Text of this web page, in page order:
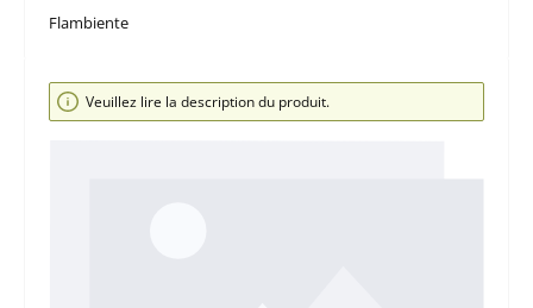
Flambiente
Ignorer la galerie d'images
Veuillez lire la description du produit.